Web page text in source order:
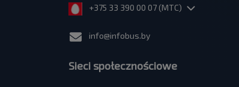
+375 33 390 00 07 (МТС)
info@infobus.by
Sieci społecznościowe